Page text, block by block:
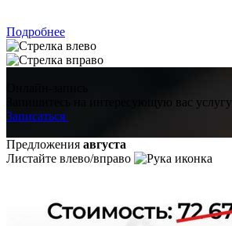
Подробнее
Запишитесь на интересующую вас услугу
Записаться
Предложения августа
Листайте влево/вправо